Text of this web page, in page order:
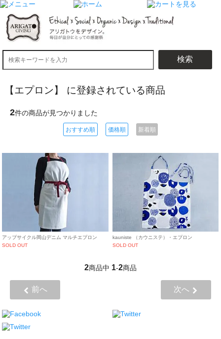
検索
【エプロン】 に登録されている商品
2件の商品が見つかりました
おすすめ順 価格順 新着順
アップサイクル岡山デニム マルチエプロン
SOLD OUT
kauniste （カウニステ）・エプロン
SOLD OUT
2商品中 1-2商品
前へ 次へ